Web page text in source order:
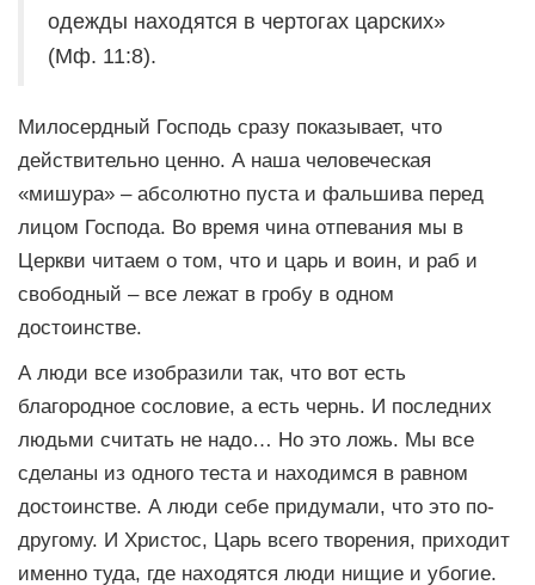
одежды находятся в чертогах царских»
(Мф. 11:8).
Милосердный Господь сразу показывает, что
действительно ценно. А наша человеческая
«мишура» – абсолютно пуста и фальшива перед
лицом Господа. Во время чина отпевания мы в
Церкви читаем о том, что и царь и воин, и раб и
свободный – все лежат в гробу в одном
достоинстве.
А люди все изобразили так, что вот есть
благородное сословие, а есть чернь. И последних
людьми считать не надо… Но это ложь. Мы все
сделаны из одного теста и находимся в равном
достоинстве. А люди себе придумали, что это по-
другому. И Христос, Царь всего творения, приходит
именно туда, где находятся люди нищие и убогие.